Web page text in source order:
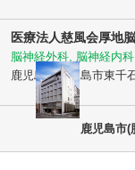
医療法人慈風会厚地
脳神経外科, 脳神経内
鹿児島県鹿児島市東千
鹿児島市